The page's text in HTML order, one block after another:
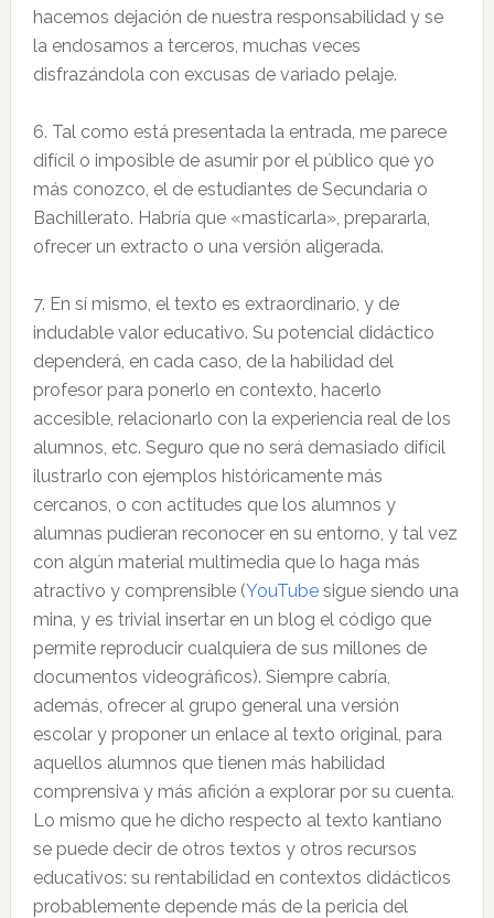
hacemos dejación de nuestra responsabilidad y se
la endosamos a terceros, muchas veces
disfrazándola con excusas de variado pelaje.
6. Tal como está presentada la entrada, me parece
difícil o imposible de asumir por el público que yo
más conozco, el de estudiantes de Secundaria o
Bachillerato. Habría que «masticarla», prepararla,
ofrecer un extracto o una versión aligerada.
7. En sí mismo, el texto es extraordinario, y de
indudable valor educativo. Su potencial didáctico
dependerá, en cada caso, de la habilidad del
profesor para ponerlo en contexto, hacerlo
accesible, relacionarlo con la experiencia real de los
alumnos, etc. Seguro que no será demasiado difícil
ilustrarlo con ejemplos históricamente más
cercanos, o con actitudes que los alumnos y
alumnas pudieran reconocer en su entorno, y tal vez
con algún material multimedia que lo haga más
atractivo y comprensible (YouTubesigue siendo una
mina, y es trivial insertar en un blog el código que
permite reproducir cualquiera de sus millones de
documentos videográficos). Siempre cabría,
además, ofrecer al grupo general una versión
escolar y proponer un enlace al texto original, para
aquellos alumnos que tienen más habilidad
comprensiva y más afición a explorar por su cuenta.
Lo mismo que he dicho respecto al texto kantiano
se puede decir de otros textos y otros recursos
educativos: su rentabilidad en contextos didácticos
probablemente depende más de la pericia del